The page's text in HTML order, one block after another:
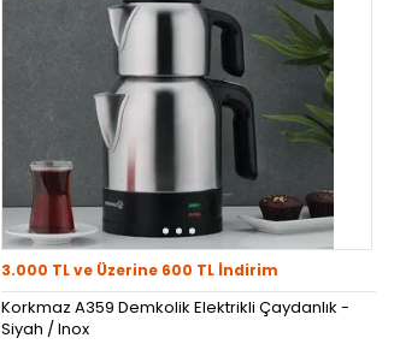
3.000 TL ve Üzerine 600 TL İndirim
Korkmaz A359 Demkolik Elektrikli Çaydanlık -
Siyah / Inox